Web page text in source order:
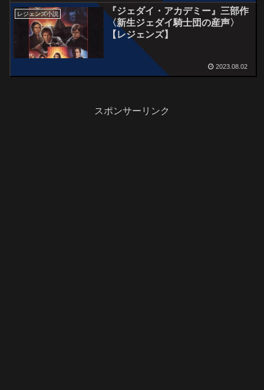
レジェンズ小説
『ジェダイ・アカデミー』三部作
〈新生ジェダイ騎士団の産声〉
【レジェンズ】
2023.08.02
スポンサーリンク